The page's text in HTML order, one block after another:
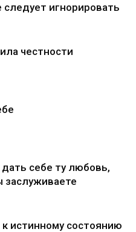
следует игнорировать
честности
дать себе ту любовь,
заслуживаете
к истинному состоянию